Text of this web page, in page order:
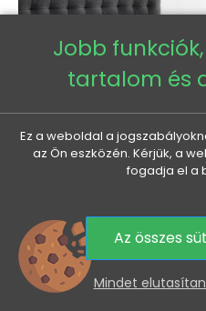
LUCA boxspring ágy
Normál
ár
415 965 Ft
0
Jobb
tartalom és
Ez a weboldal a
az Ön eszközén. Kérjük, a
fogadja el a
Az összes
Mindet